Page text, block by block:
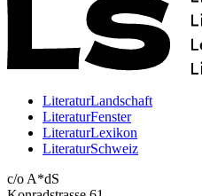
LiteraturLandschaft
LiteraturFenster
LiteraturLexikon
LiteraturSchweiz
c/o A*dS